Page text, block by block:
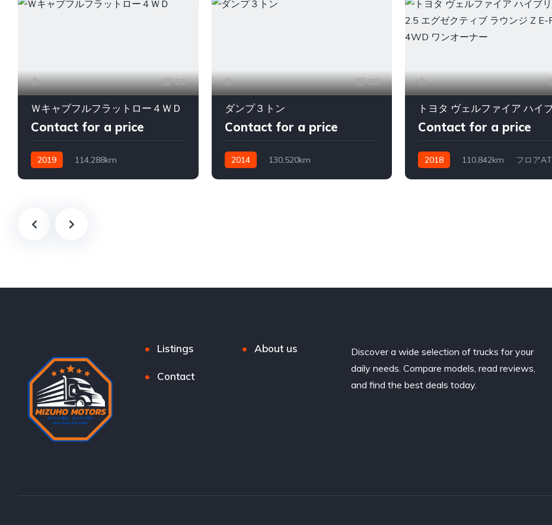
63
Ｗキャブフルフラットロー４ＷＤ
Contact for a price
2019
114,288km
38
ダンプ３トン
Contact for a price
2014
130,520km
Contact for a price
2018 110,842km
フロアAT
Listings About us
Contact
Discover a wide selection of trucks for your
daily needs. Compare models, read reviews,
and find the best deals today.